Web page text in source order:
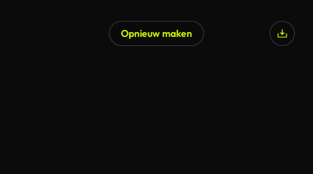
Opnieuw maken